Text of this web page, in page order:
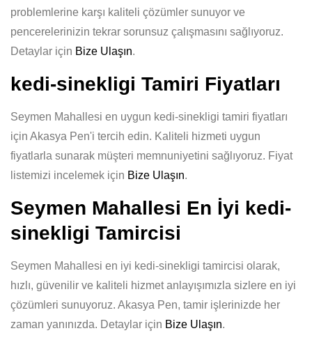
problemlerine karşı kaliteli çözümler sunuyor ve
pencerelerinizin tekrar sorunsuz çalışmasını sağlıyoruz.
Detaylar için Bize Ulaşın.
kedi-sinekligi Tamiri Fiyatları
Seymen Mahallesi en uygun kedi-sinekligi tamiri fiyatları
için Akasya Pen'i tercih edin. Kaliteli hizmeti uygun
fiyatlarla sunarak müşteri memnuniyetini sağlıyoruz. Fiyat
listemizi incelemek için Bize Ulaşın.
Seymen Mahallesi En İyi kedi-
sinekligi Tamircisi
Seymen Mahallesi en iyi kedi-sinekligi tamircisi olarak,
hızlı, güvenilir ve kaliteli hizmet anlayışımızla sizlere en iyi
çözümleri sunuyoruz. Akasya Pen, tamir işlerinizde her
zaman yanınızda. Detaylar için Bize Ulaşın.